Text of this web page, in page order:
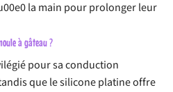
la main pour prolonger leur
à gâteau ?
pour sa conduction
que le silicone platine offre